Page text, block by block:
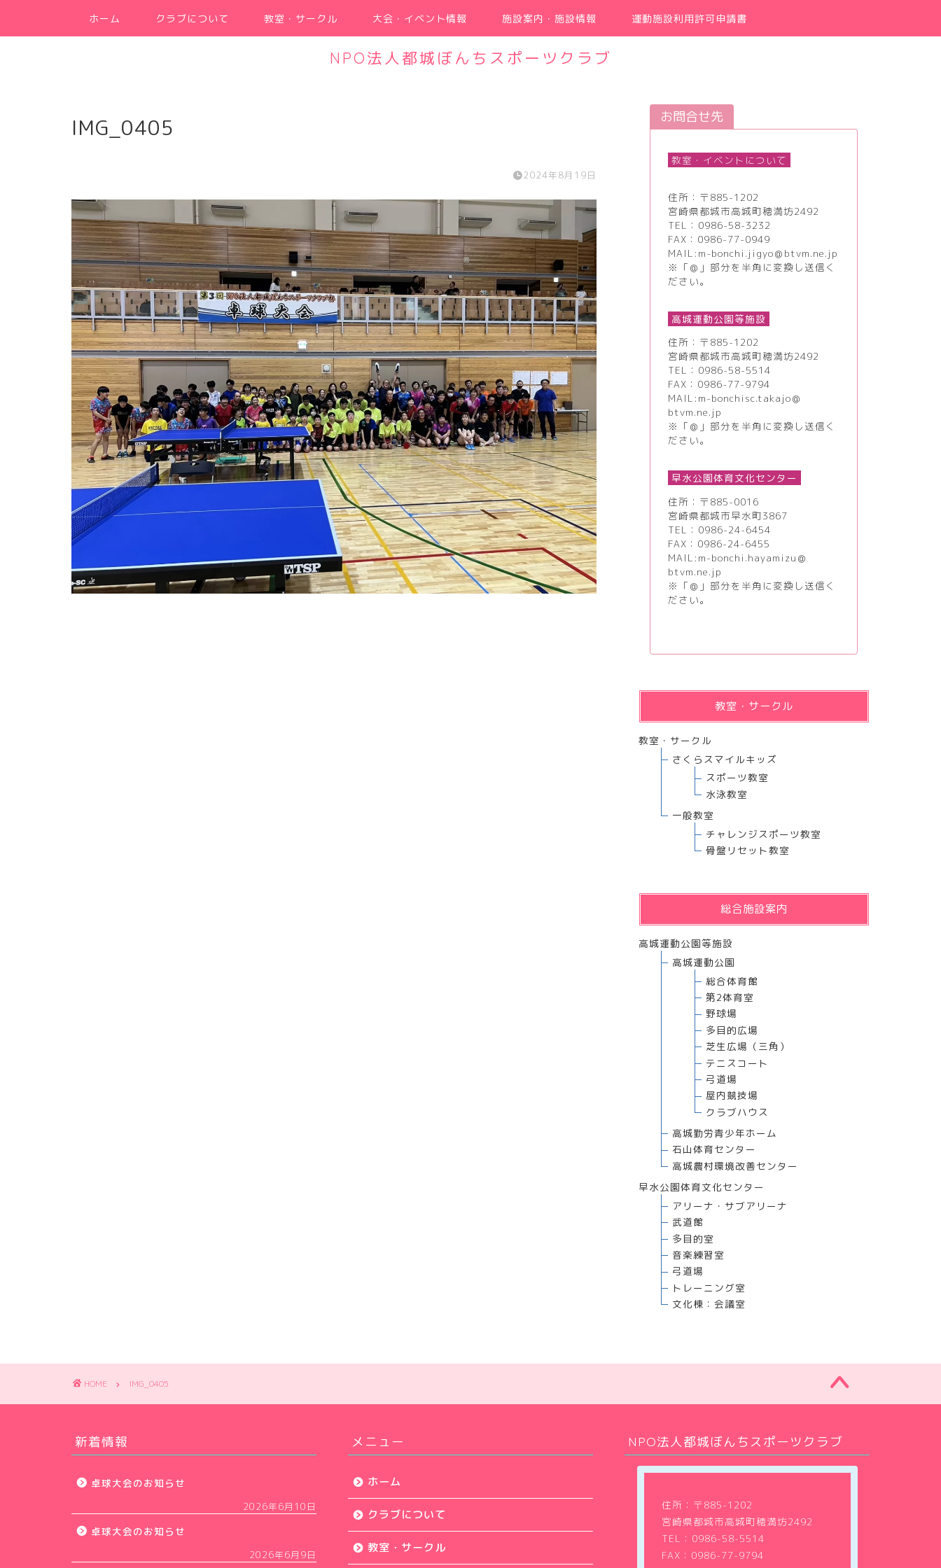
ホーム クラブについて 教室・サークル 大会・イベント情報 施設案内・施設情報 運動施設利用許可申請書
NPO法人都城ぼんちスポーツクラブ
IMG_0405
2024年8月19日
お問合せ先
教室・イベントについて
住所：〒885-1202
宮崎県都城市高城町穂満坊2492
TEL： 0986-58-3232
FAX：0986-77-0949
MAIL:m-bonchi.jigyo＠btvm.ne.jp
※「＠」部分を半角に変換し送信く
ださい。
高城運動公園等施設
住所：〒885-1202
宮崎県都城市高城町穂満坊2492
TEL： 0986-58-5514
FAX：0986-77-9794
MAIL:m-bonchisc.takajo＠
btvm.ne.jp
※「＠」部分を半角に変換し送信く
ださい。
早水公園体育文化センター
住所：〒885-0016
宮崎県都城市早水町3867
TEL： 0986-24-6454
FAX：0986-24-6455
MAIL:m-bonchi.hayamizu＠
btvm.ne.jp
※「＠」部分を半角に変換し送信く
ださい。
教室・サークル
教室・サークル
さくらスマイルキッズ
スポーツ教室
水泳教室
一般教室
チャレンジスポーツ教室
骨盤リセット教室
総合施設案内
高城運動公園等施設
高城運動公園
総合体育館
第2体育室
野球場
多目的広場
芝生広場（三角）
テニスコート
弓道場
屋内競技場
クラブハウス
高城勤労青少年ホーム
石山体育センター
高城農村環境改善センター
早水公園体育文化センター
アリーナ・サブアリーナ
武道館
多目的室
音楽練習室
弓道場
トレーニング室
文化棟：会議室
HOME IMG_0405
新着情報
卓球大会のお知らせ
2026年6月10日
卓球大会のお知らせ
2026年6月9日
メニュー
ホーム
クラブについて
教室・サークル
NPO法人都城ぼんちスポーツクラブ
住所：〒885-1202
宮崎県都城市高城町穂満坊2492
TEL： 0986-58-5514
FAX：0986-77-9794